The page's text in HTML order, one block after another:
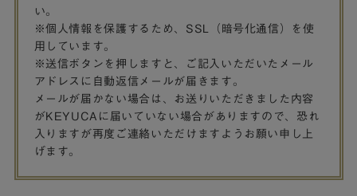
い。
※個人情報を保護するため、SSL（暗号化通信）を使
用しています。
※送信ボタンを押しますと、ご記入いただいたメール
アドレスに自動返信メールが届きます。
メールが届かない場合は、お送りいただきました内容
がKEYUCAに届いていない場合がありますので、恐れ
入りますが再度ご連絡いただけますようお願い申し上
げます。